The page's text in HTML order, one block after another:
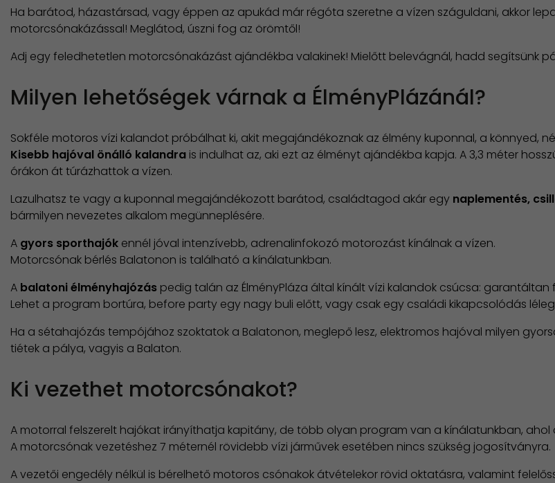
Ha barátod, házastársad, vagy éppen az apukád már régóta szeretne a vízen száguldani, akkor
motorcsónakázással! Meglátod, úszni fog az örömtől!
Adj egy feledhetetlen motorcsónakázást ajándékba valakinek! Mielőtt belevágnál, hadd segítsünk
Milyen lehetőségek várnak a ÉlményPlázánál?
Sokféle motoros vízi kalandot próbálhat ki, akit megajándékoznak az élmény kuponnal, a könnyed,
Kisebb hajóval önálló kalandra is indulhat az, aki ezt az élményt ajándékba kapja. A 3,3 méter
órákon át túrázhattok a vízen.
Lazulhatsz te vagy a kuponnal megajándékozott barátod, családtagod akár egy naplementés,
bármilyen nevezetes alkalom megünneplésére.
A gyors sporthajók ennél jóval intenzívebb, adrenalinfokozó motorozást kínálnak a vízen.
Motorcsónak bérlés Balatonon is található a kínálatunkban.
A balatoni élményhajózás pedig talán az ÉlményPláza által kínált vízi kalandok csúcsa:
Lehet a program bortúra, before party egy nagy buli előtt, vagy csak egy családi kikapcsolódás
Ha a sétahajózás tempójához szoktatok a Balatonon, meglepő lesz, elektromos hajóval milyen
tiétek a pálya, vagyis a Balaton.
Ki vezethet motorcsónakot?
A motorral felszerelt hajókat irányíthatja kapitány, de több olyan program van a kínálatunkban,
A motorcsónak vezetéshez 7 méternél rövidebb vízi járművek esetében nincs szükség jogosítványra.
A vezetői engedély nélkül is bérelhető motoros csónakok átvételekor rövid oktatásra, valamint